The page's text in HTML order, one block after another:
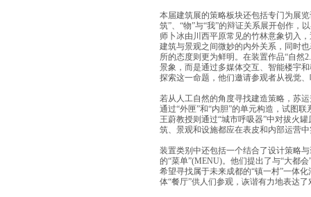
本届建筑展的策略板块还包括专门为展
筑”、“物”与“我”的辩证关系展开创作，
师卜冰由川西平原常见的竹林意象切入
建筑与景观之间微妙的内外关系，同时
所的态度则更为鲜明。在装置作品“自然
景象，而是通过多媒体交互、智能楼宇
探索这一命题，他们邀请参观者从视觉
若从人工自然的角度寻找建造策略，苏
通过“外匣”和“内胆”的单元构造，试图
王蔚教授则通过“城市呼吸器”中对拔火
筑、景观和设施都应在表皮和内部运营
装置类别中还包括一个结合了设计策略
的“菜单”(MENU)。他们提出了与“大都
希望寻找属于未来成都的“镇一村”一体
体“餐厅”供人们参观，诙谐有力地表达